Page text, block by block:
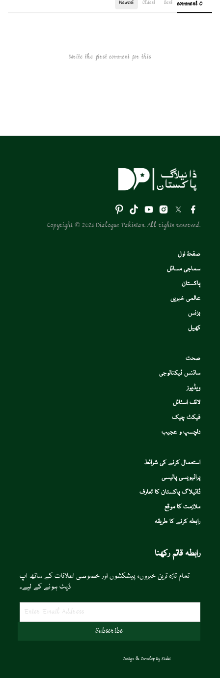
0 comment
Best
Oldest
Newest
Write the first comment for this!
Copyright © 2026 Dialogue Pakistan. All rights reserved.
صفحۂ اول
سماجی مسائل
پاکستان
عالمی خبریں
بزنس
کھیل
صحت
سائنس ٹیکنالوجی
ویڈیوز
لائف اسٹائل
فیکٹ چیک
دلچسپ و عجیب
استعمال کرنے کی شرائط
پرائیویسی پالیسی
ڈائیلاگ پاکستان کا تعارف
ملازمت کا موقع
رابطہ کرنے کا طریقہ
رابطہ قائم رکھنا
تمام تازہ ترین خبروں، پیشکشوں اور خصوصی اعلانات کے ساتھ اپ
ڈیٹ ہونے کے لیے۔
Design & Develop By Sidat